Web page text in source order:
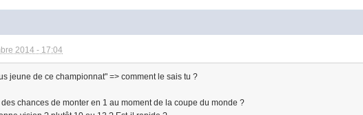
2014 - 17:04
jeune de ce championnat" => comment le sais tu ?
chances de monter en 1 au moment de la coupe du monde ?